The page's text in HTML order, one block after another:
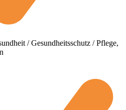
/ Gesundheitsschutz / Pflege,